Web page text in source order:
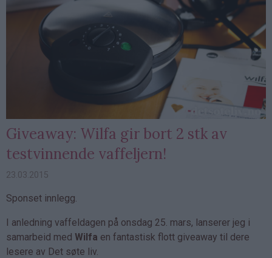
Giveaway: Wilfa gir bort 2 stk av
testvinnende vaffeljern!
23.03.2015
Sponset innlegg.
I anledning vaffeldagen på onsdag 25. mars, lanserer jeg i
samarbeid med Wilfa en fantastisk flott giveaway til dere
lesere av Det søte liv.